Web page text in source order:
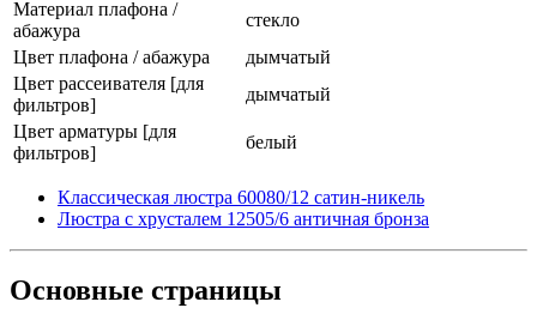
Материал плафона /
абажура
стекло
Цвет плафона / абажура
дымчатый
Цвет рассеивателя [для
фильтров]
дымчатый
Цвет арматуры [для
фильтров]
белый
Классическая люстра 60080/12 сатин-никель
Люстра с хрусталем 12505/6 античная бронза
Основные страницы